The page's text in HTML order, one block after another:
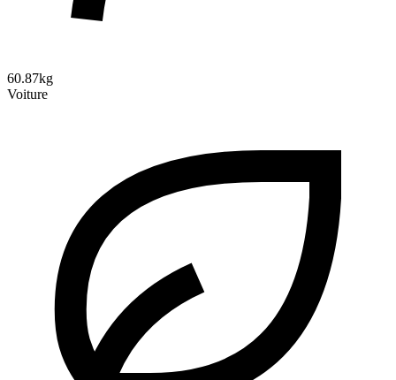
60.87kg
Voiture